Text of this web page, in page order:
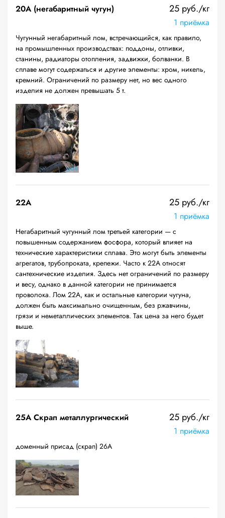
20A (негабаритный чугун) 25 руб./кг
1 приёмка
Чугунный негабаритный лом, встречающийся, как правило,
на промышленных производствах: поддоны, отливки,
станины, радиаторы отопления, задвижки, болванки. В
сплаве могут содержаться и другие элементы: хром, никель,
кремний. Ограничений по размеру нет, но вес одного
изделия не должен превышать 5 т.
22A 25 руб./кг
1 приёмка
Негабаритный чугунный лом третьей категории — с
повышенным содержанием фосфора, который влияет на
технические характеристики сплава. Это могут быть элементы
агрегатов, трубопроката, крепежи. Часто к 22А относят
сантехнические изделия. Здесь нет ограничений по размеру
и весу, однако в данной категории не принимается
проволока. Лом 22А, как и остальные категории чугуна,
должен быть максимально очищенным, без ржавчины,
грязи и неметаллических элементов. Так цена за него будет
выше.
25A Скрап металлургический 25 руб./кг
1 приёмка
доменный присад (скрап) 26А